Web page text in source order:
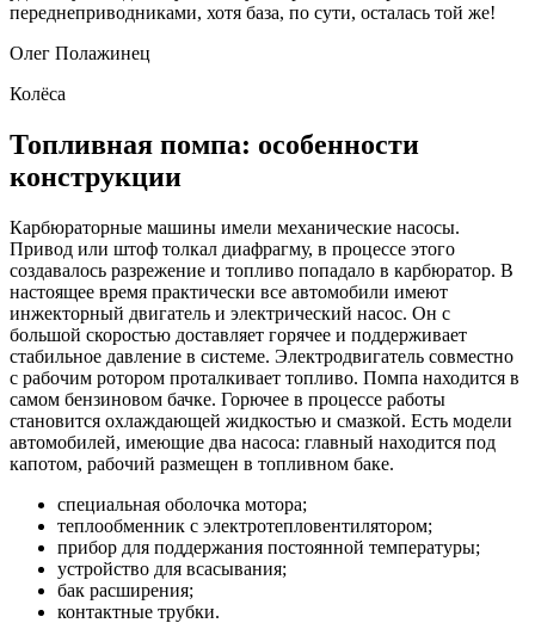
переднеприводниками, хотя база, по сути, осталась той же!
Олег Полажинец
Колёса
Топливная помпа: особенности
конструкции
Карбюраторные машины имели механические насосы.
Привод или штоф толкал диафрагму, в процессе этого
создавалось разрежение и топливо попадало в карбюратор. В
настоящее время практически все автомобили имеют
инжекторный двигатель и электрический насос. Он с
большой скоростью доставляет горячее и поддерживает
стабильное давление в системе. Электродвигатель совместно
с рабочим ротором проталкивает топливо. Помпа находится в
самом бензиновом бачке. Горючее в процессе работы
становится охлаждающей жидкостью и смазкой. Есть модели
автомобилей, имеющие два насоса: главный находится под
капотом, рабочий размещен в топливном баке.
специальная оболочка мотора;
теплообменник с электротепловентилятором;
прибор для поддержания постоянной температуры;
устройство для всасывания;
бак расширения;
контактные трубки.